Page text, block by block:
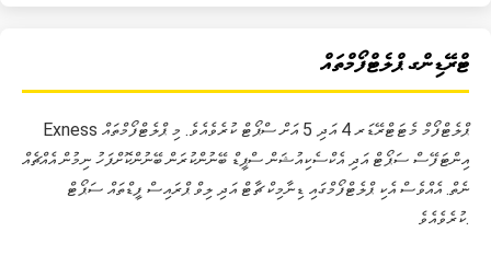
ޓްރޭޑިންގ ޕްލެޓްފޯމްތައް
Exness ޕްލެޓްފޯމް މެޓަޓްރޭޑަރ 4 އަދި 5 އަށް ސްޕޯޓް ކުރެވެއެވެ. މި ޕްލެޓްފޯމްތައް
އިންޓަފޭސް ސަޕޯޓް އަދި އެކްސެކިއުޝަން ސްޕީޑް ބޭނުންކުރަން ބޭނުންކޮށްފަހު ނިމުން އެއްޗެއް
ނެތް. އެއްވެސް އެކި ޕްލެޓްފޯމްގައި ޑިނާމިކް ޗާޓް އަދި ލިވް ޕްރައިސް ފީޑްތައް ސަޕޯޓް
ކުރެވެއެވެ.